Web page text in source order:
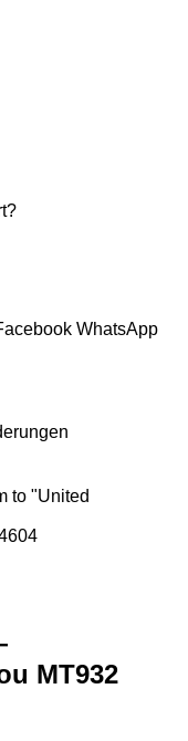
WhatsApp
to "United
MT932